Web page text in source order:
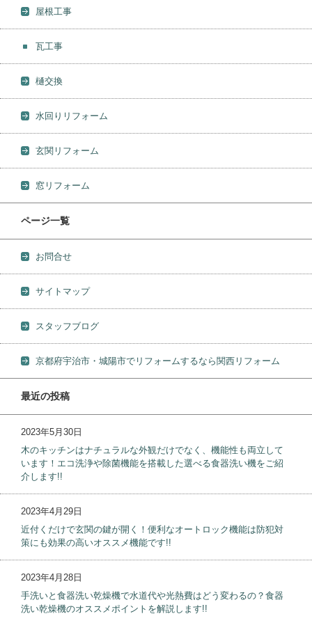
屋根工事
瓦工事
樋交換
水回りリフォーム
玄関リフォーム
窓リフォーム
ページ一覧
お問合せ
サイトマップ
スタッフブログ
京都府宇治市・城陽市でリフォームするなら関西リフォーム
最近の投稿
2023年5月30日
木のキッチンはナチュラルな外観だけでなく、機能性も両立して
います！エコ洗浄や除菌機能を搭載した選べる食器洗い機をご紹
介します!!
2023年4月29日
近付くだけで玄関の鍵が開く！便利なオートロック機能は防犯対
策にも効果の高いオススメ機能です!!
2023年4月28日
手洗いと食器洗い乾燥機で水道代や光熱費はどう変わるの？食器
洗い乾燥機のオススメポイントを解説します!!